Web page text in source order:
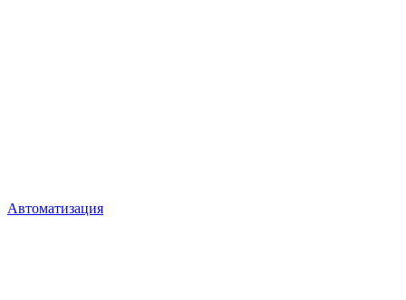
Автоматизация